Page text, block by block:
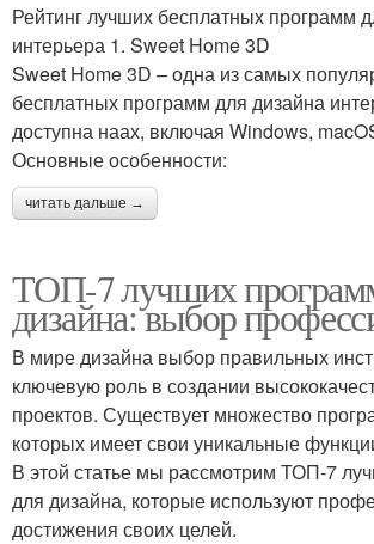
Рейтинг лучших бесплатных программ
интерьера 1. Sweet Home 3D
Sweet Home 3D – одна из самых
бесплатных программ для дизайна
доступна наах, включая Windows,
Основные особенности:
читать дальше →
ТОП-7 лучших
дизайна: выбор
В мире дизайна выбор правильных
ключевую роль в создании
проектов. Существует множество
которых имеет свои уникальные
В этой статье мы рассмотрим ТОП-7
для дизайна, которые используют
достижения своих целей.